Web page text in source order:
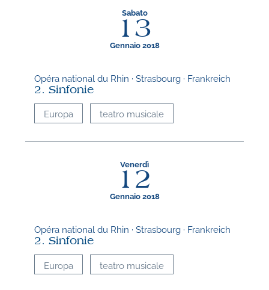
Sabato
13
Gennaio 2018
Opéra national du Rhin · Strasbourg · Frankreich
2. Sinfonie
Europa teatro musicale
Venerdì
12
Gennaio 2018
Opéra national du Rhin · Strasbourg · Frankreich
2. Sinfonie
Europa teatro musicale